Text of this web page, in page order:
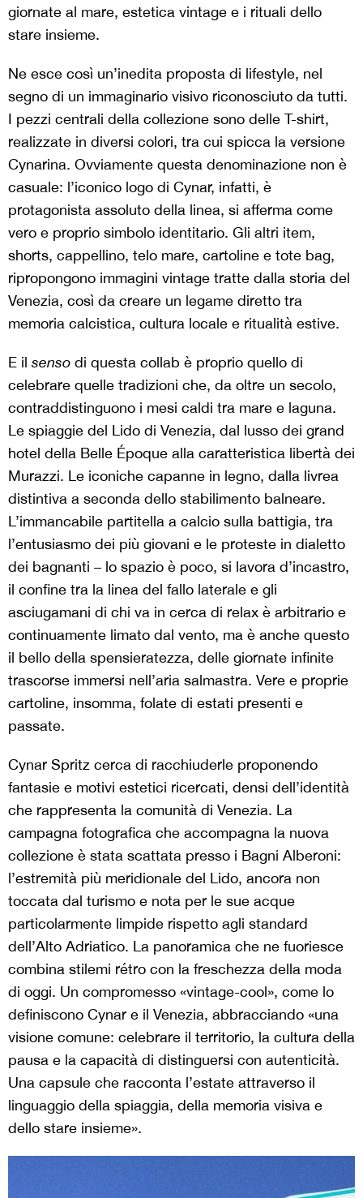
giornate al mare, estetica vintage e i rituali dello
stare insieme.
Ne esce così un’inedita proposta di lifestyle, nel
segno di un immaginario visivo riconosciuto da tutti.
I pezzi centrali della collezione sono delle T-shirt,
realizzate in diversi colori, tra cui spicca la versione
Cynarina. Ovviamente questa denominazione non è
casuale: l’iconico logo di Cynar, infatti, è
protagonista assoluto della linea, si afferma come
vero e proprio simbolo identitario. Gli altri item,
shorts, cappellino, telo mare, cartoline e tote bag,
ripropongono immagini vintage tratte dalla storia del
Venezia, così da creare un legame diretto tra
memoria calcistica, cultura locale e ritualità estive.
E il senso di questa collab è proprio quello di
celebrare quelle tradizioni che, da oltre un secolo,
contraddistinguono i mesi caldi tra mare e laguna.
Le spiaggie del Lido di Venezia, dal lusso dei grand
hotel della Belle Époque alla caratteristica libertà dei
Murazzi. Le iconiche capanne in legno, dalla livrea
distintiva a seconda dello stabilimento balneare.
L’immancabile partitella a calcio sulla battigia, tra
l’entusiasmo dei più giovani e le proteste in dialetto
dei bagnanti – lo spazio è poco, si lavora d’incastro,
il confine tra la linea del fallo laterale e gli
asciugamani di chi va in cerca di relax è arbitrario e
continuamente limato dal vento, ma è anche questo
il bello della spensieratezza, delle giornate infinite
trascorse immersi nell’aria salmastra. Vere e proprie
cartoline, insomma, folate di estati presenti e
passate.
Cynar Spritz cerca di racchiuderle proponendo
fantasie e motivi estetici ricercati, densi dell’identità
che rappresenta la comunità di Venezia. La
campagna fotografica che accompagna la nuova
collezione è stata scattata presso i Bagni Alberoni:
l’estremità più meridionale del Lido, ancora non
toccata dal turismo e nota per le sue acque
particolarmente limpide rispetto agli standard
dell’Alto Adriatico. La panoramica che ne fuoriesce
combina stilemi rétro con la freschezza della moda
di oggi. Un compromesso «vintage-cool», come lo
definiscono Cynar e il Venezia, abbracciando «una
visione comune: celebrare il territorio, la cultura della
pausa e la capacità di distinguersi con autenticità.
Una capsule che racconta l’estate attraverso il
linguaggio della spiaggia, della memoria visiva e
dello stare insieme».